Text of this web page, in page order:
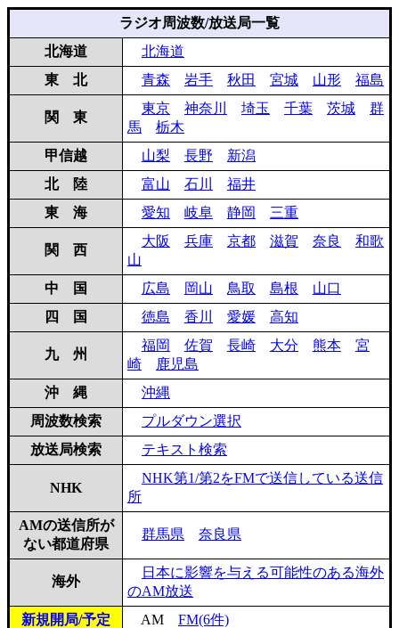
ラジオ周波数/放送局一覧
北海道
北海道
東 北
青森 岩手 秋田 宮城 山形 福島
関 東
東京 神奈川 埼玉 千葉 茨城
群
馬
栃木
甲信越
山梨 長野
新潟
北 陸
富山 石川
福井
東 海
愛知 岐阜 静岡 三重
関 西
大阪 兵庫 京都 滋賀 奈良
和歌
山
中 国
広島 岡山 鳥取 島根
山口
四 国
徳島 香川 愛媛 高知
九 州
福岡 佐賀 長崎 大分 熊本
宮
崎
鹿児島
沖 縄
沖縄
周波数検索
プルダウン選択
放送局検索
テキスト検索
NHK
NHK第1/第2をFMで送信している送信
所
AMの送信所が
ない都道府県
群馬県 奈良県
海外
日本に影響を与える可能性のある海外
のAM放送
新規開局/予定
AM FM(6件)